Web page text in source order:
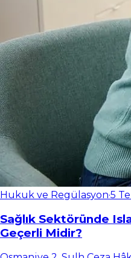
Hukuk ve Regülasyon·5
Sağlık Sektöründe
Geçerli Midir?